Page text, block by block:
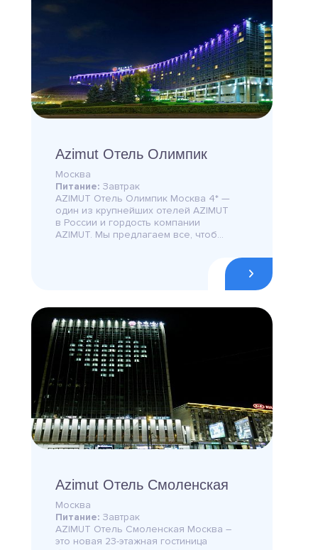
Azimut Отель Олимпик
Москва
Питание: Завтрак
AZIMUT Отель Олимпик Москва 4* —
один из крупнейших отелей AZIMUT
в России и гордость компании
AZIMUT. Мы предлагаем все, чтоб...
Azimut Отель Смоленская
Москва
Питание: Завтрак
AZIMUT Отель Смоленская Москва –
это новая 23-этажная гостиница